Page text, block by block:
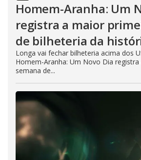
Homem-Aranha: Um
registra a maior
de bilheteria da
Longa vai fechar bilheteria acima dos
Homem-Aranha: Um Novo Dia
semana de...